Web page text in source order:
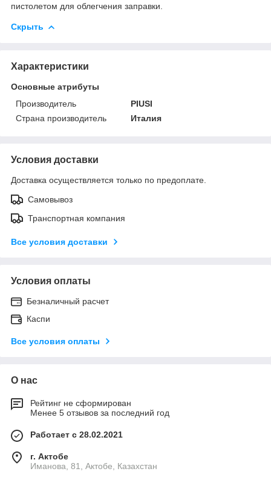
пистолетом для облегчения заправки.
Скрыть
Характеристики
Основные атрибуты
Производитель
PIUSI
Страна производитель
Италия
Условия доставки
Доставка осуществляется только по предоплате.
Самовывоз
Транспортная компания
Все условия доставки
Условия оплаты
Безналичный расчет
Каспи
Все условия оплаты
О нас
Рейтинг не сформирован
Менее 5 отзывов за последний год
Работает с 28.02.2021
г. Актобе
Иманова, 81, Актобе, Казахстан